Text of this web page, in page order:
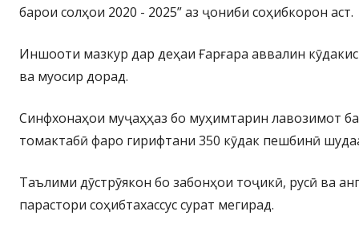
барои солҳои 2020 - 2025” аз ҷониби соҳибкорон аст.
Иншооти мазкур дар деҳаи Ғарғара аввалин
ва муосир дорад.
Синфхонаҳои муҷаҳҳаз бо муҳимтарин лавозимот
томактабӣ фаро гирифтани 350 кӯдак пешбинӣ
Таълими дӯстрӯякон бо забонҳои тоҷикӣ, русӣ ва
парастори соҳибтахассус сурат мегирад.